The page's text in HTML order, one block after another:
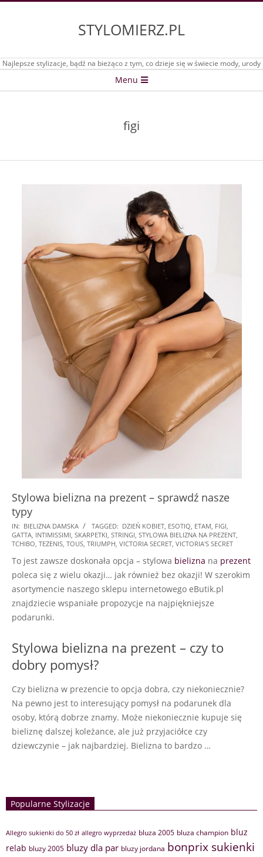
STYLOMIERZ.PL
Najlepsze stylizacje, bądź na bieżąco z tym, co dzieje się w świecie mody, urody
Menu
figi
Stylowa bielizna na prezent – sprawdź nasze
typy
2024-
11-
IN: BIELIZNA DAMSKA TAGGED: DZIEŃ KOBIET, ESOTIQ, ETAM, FIGI,
GATTA, INTIMISSIMI, SKARPETKI, STRINGI, STYLOWA BIELIZNA NA PREZENT,
TCHIBO, TEZENIS, TOUS, TRIUMPH, VICTORIA SECRET, VICTORIA'S SECRET
To jest zawsze doskonała opcja – stylowa bielizna na prezent
poleca się z wielu okazji… jak również bez okazji! W szerokim
asortymencie naszego sklepu internetowego eButik.pl
znajdziecie wspaniałe propozycje na najpiękniejsze
podarunki.
Stylowa bielizna na prezent – czy to
dobry pomysł?
Czy bielizna w prezencie to opcja dobra, czy niekoniecznie?
Na pewno jest to interesujący pomysł na podarunek dla
osoby, którą dobrze znamy. Może niekoniecznie kupuje się
bieliznę dalszej koleżance, ale już przyjaciółce czy
dziewczynie – jak najbardziej. Bielizna to bardzo …
Popularne Stylizacje
Allegro sukienki do 50 zł allegro wyprzedaż bluza 2005 bluza champion bluz
relab bluzy 2005 bluzy dla par bluzy jordana bonprix sukienki